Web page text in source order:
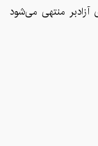
منتهی می‌شود